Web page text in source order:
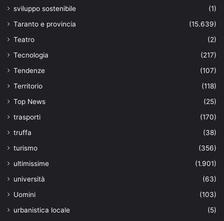
sviluppo sostenibile
(1)
Taranto e provincia
(15.639)
Teatro
(2)
Tecnologia
(217)
Tendenze
(107)
Territorio
(118)
Top News
(25)
trasporti
(170)
truffa
(38)
turismo
(356)
ultimissime
(1.901)
università
(63)
Uomini
(103)
urbanistica locale
(5)